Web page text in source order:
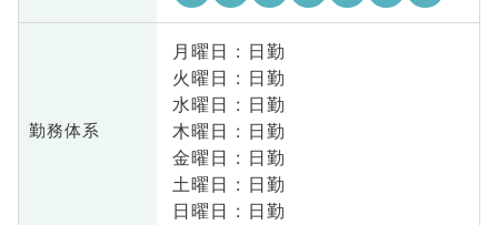
勤務体系
月曜日 : 日勤
火曜日 : 日勤
水曜日 : 日勤
木曜日 : 日勤
金曜日 : 日勤
土曜日 : 日勤
日曜日 : 日勤